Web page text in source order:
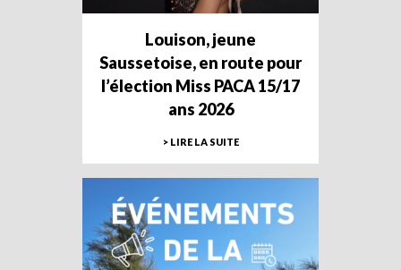
Louison, jeune
Saussetoise, en route pour
l’élection Miss PACA 15/17
ans 2026
> LIRE LA SUITE